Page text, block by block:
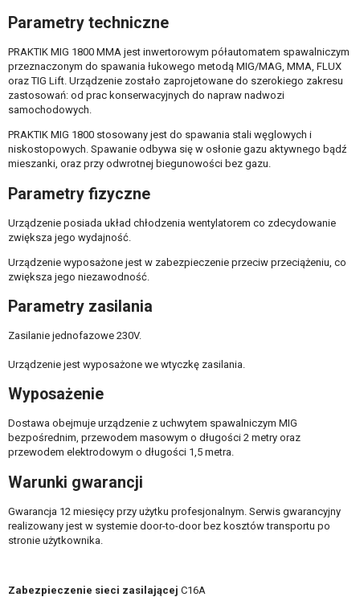
Parametry techniczne
PRAKTIK MIG 1800 MMA jest inwertorowym półautomatem spawalniczym
przeznaczonym do spawania łukowego metodą MIG/MAG, MMA, FLUX
oraz TIG Lift. Urządzenie zostało zaprojetowane do szerokiego zakresu
zastosowań: od prac konserwacyjnych do napraw nadwozi
samochodowych.
PRAKTIK MIG 1800 stosowany jest do spawania stali węglowych i
niskostopowych. Spawanie odbywa się w osłonie gazu aktywnego bądź
mieszanki, oraz przy odwrotnej biegunowości bez gazu.
Parametry fizyczne
Urządzenie posiada układ chłodzenia wentylatorem co zdecydowanie
zwiększa jego wydajność.
Urządzenie wyposażone jest w zabezpieczenie przeciw przeciążeniu, co
zwiększa jego niezawodność.
Parametry zasilania
Zasilanie jednofazowe 230V.
Urządzenie jest wyposażone we wtyczkę zasilania.
Wyposażenie
Dostawa obejmuje urządzenie z uchwytem spawalniczym MIG
bezpośrednim, przewodem masowym o długości 2 metry oraz
przewodem elektrodowym o długości 1,5 metra.
Warunki gwarancji
Gwarancja 12 miesięcy przy użytku profesjonalnym. Serwis gwarancyjny
realizowany jest w systemie door-to-door bez kosztów transportu po
stronie użytkownika.
Zabezpieczenie sieci zasilającej C16A